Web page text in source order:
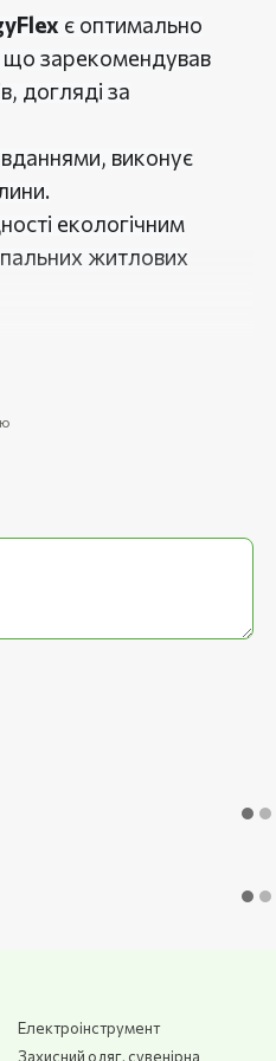
є оптимально
що зарекомендував
догляді за
виконує
екологічним
житлових
вуже, а з нижньої
Електроінструмент
Захисний одяг, сувенірна